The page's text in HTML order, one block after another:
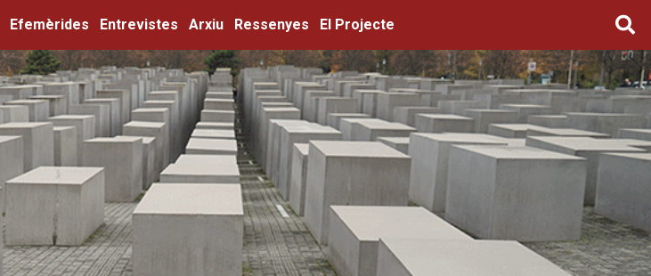
Efemèrides Entrevistes Arxiu Ressenyes El Projecte